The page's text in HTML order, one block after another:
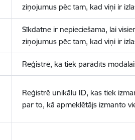
ziņojumus pēc tam, kad viņi ir
Sīkdatne ir nepieciešama, lai
ziņojumus pēc tam, kad viņi ir
Reģistrē, ka tiek parādīts
Reģistrē unikālu ID, kas tiek
par to, kā apmeklētājs izmanto